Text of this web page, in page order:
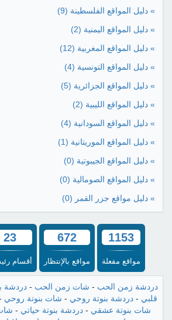
» دليل المواقع الفلسطينة (9)
» دليل المواقع اليمنية (2)
» دليل المواقع المغربية (12)
» دليل المواقع التونسية (4)
» دليل المواقع الجزائرية (5)
» دليل المواقع الليبية (2)
» دليل المواقع السودانية (4)
» دليل المواقع الموريتانية (1)
» دليل المواقع الجيبوتية (0)
» دليل المواقع الصومالية (0)
» دليل مواقع جزر القمر (0)
1153
مواقع مفعلة
672
مواقع بالإنتظار
23
أقسام
دردشة زمن الحب - شات زمن الحب -دردشة
قلبي -دردشة بنوتة روحي - شات بنوتة روحي
شات بنوتة عشقي -دردشة بنوتة حياتي -